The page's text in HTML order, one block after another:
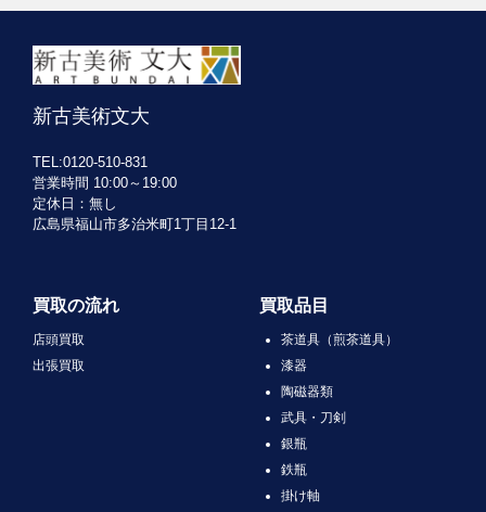
新古美術文大
TEL:0120-510-831
営業時間 10:00～19:00
定休日：無し
広島県福山市多治米町1丁目12-1
買取の流れ
店頭買取
出張買取
買取品目
茶道具（煎茶道具）
漆器
陶磁器類
武具・刀剣
銀瓶
鉄瓶
掛け軸